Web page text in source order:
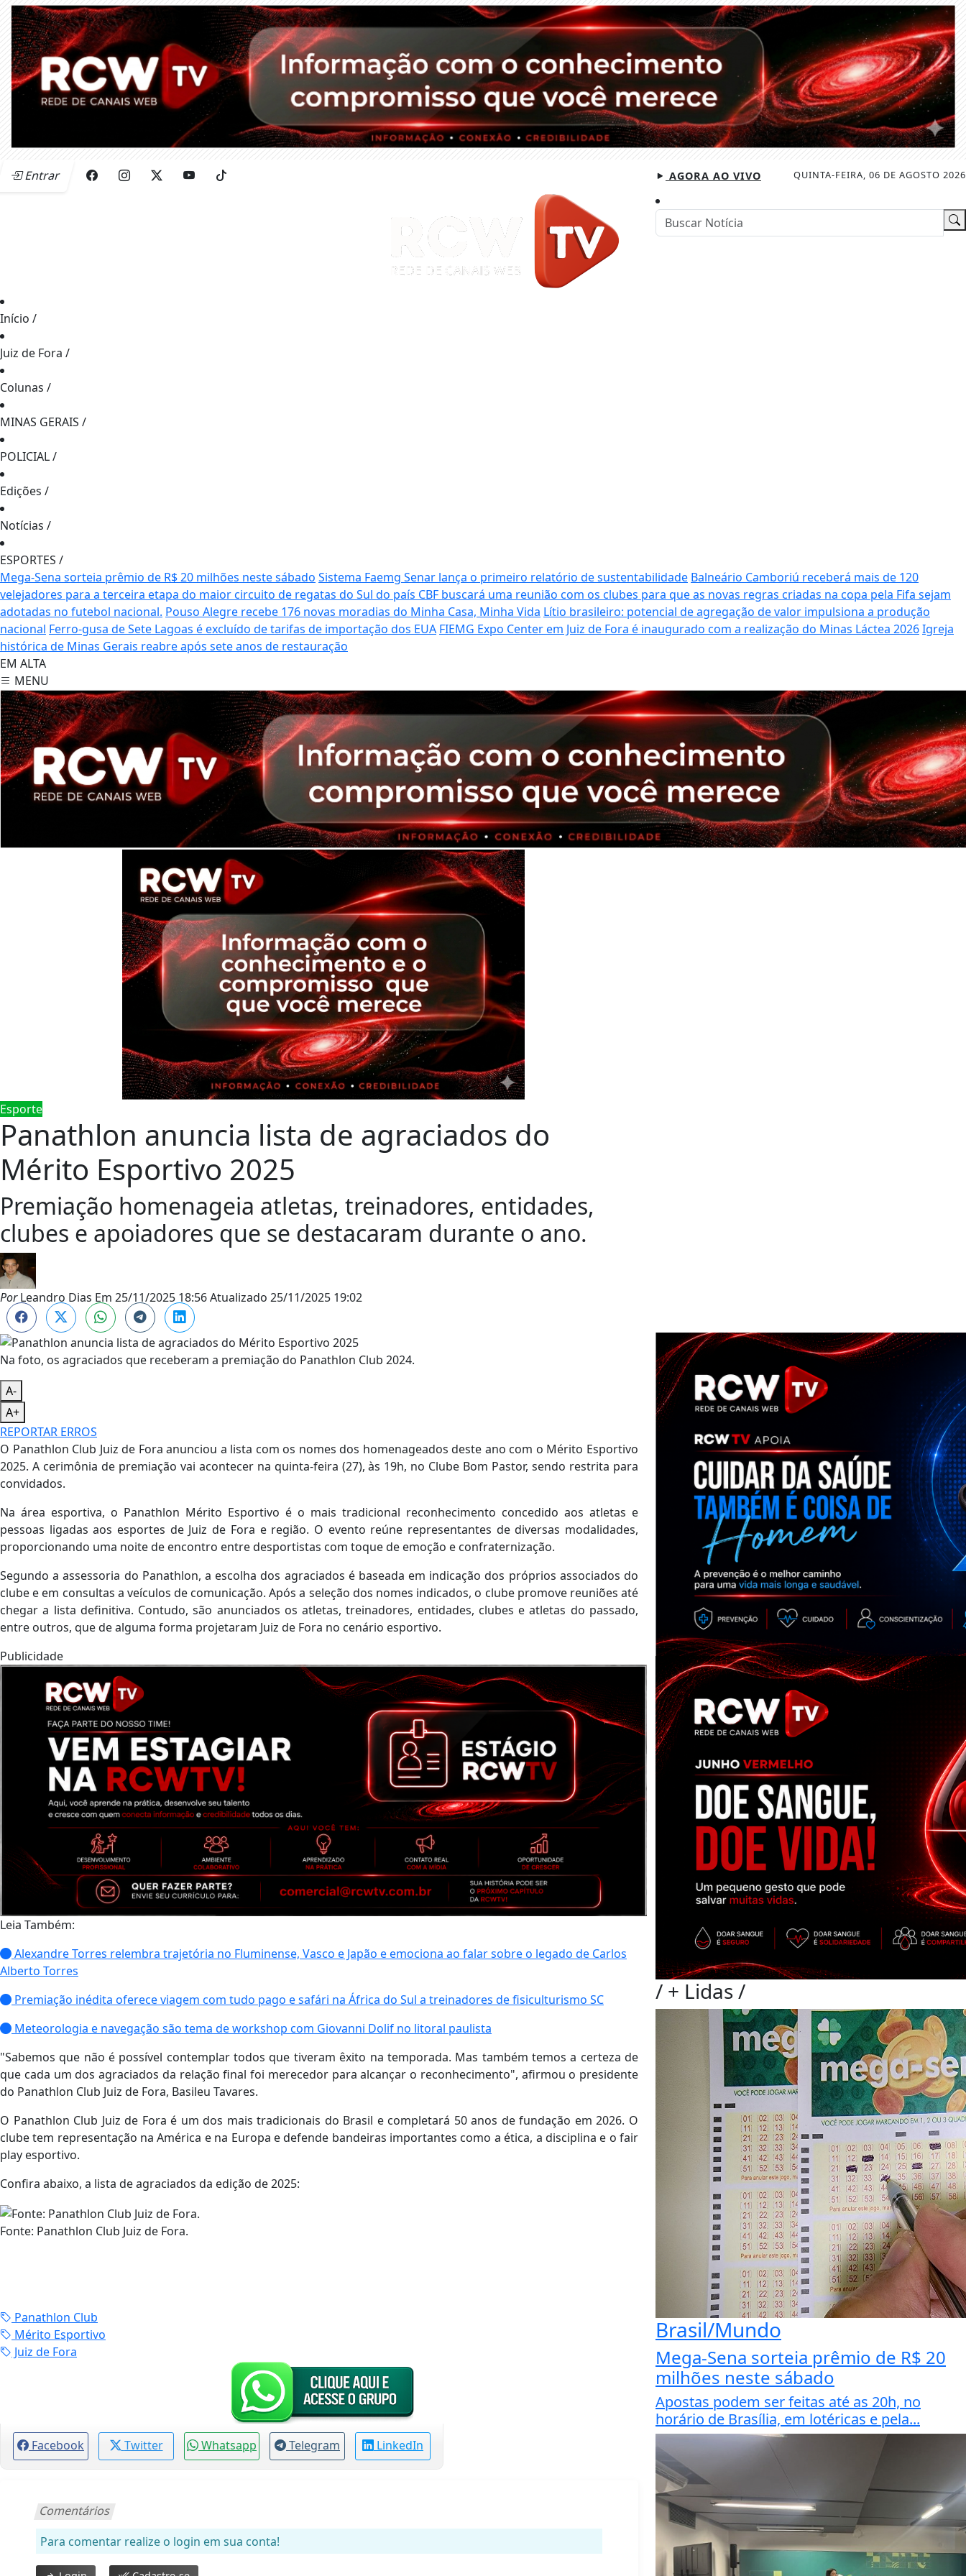
Entrar QUINTA-FEIRA, 06 DE AGOSTO 2026
AGORA AO VIVO
Início /
Juiz de Fora /
Colunas /
MINAS GERAIS /
POLICIAL/
Edições /
Notícias /
ESPORTES /
Mega-Sena sorteia prêmio de R$ 20 milhões neste sábado Sistema Faemg Senar lança o primeiro relatório de sustentabilidade Balneário Camboriú receberá mais de 120
velejadores para a terceira etapa do maior circuito de regatas do Sul do país CBF buscará uma reunião com os clubes para que as novas regras criadas na copa pela Fifa sejam
adotadas no futebol nacional. Pouso Alegre recebe 176 novas moradias do Minha Casa, Minha Vida Lítio brasileiro: potencial de agregação de valor impulsiona a produção
nacional Ferro-gusa de Sete Lagoas é excluído de tarifas de importação dos EUA FIEMG Expo Center em Juiz de Fora é inaugurado com a realização do Minas Láctea 2026Igreja
histórica de Minas Gerais reabre após sete anos de restauração
EM ALTA
MENU
Esporte
Panathlon anuncia lista de agraciados do
Mérito Esportivo 2025
Premiação homenageia atletas, treinadores, entidades,
clubes e apoiadores que se destacaram durante o ano.
PorLeandro Dias Em 25/11/2025 18:56Atualizado 25/11/2025 19:02
Na foto, os agraciados que receberam a premiação do Panathlon Club 2024.
A-
A+
REPORTAR ERROS
O Panathlon Club Juiz de Fora anunciou a lista com os nomes dos homenageados deste ano com o Mérito Esportivo
2025. A cerimônia de premiação vai acontecer na quinta-feira (27), às 19h, no Clube Bom Pastor, sendo restrita para
convidados.
Na área esportiva, o Panathlon Mérito Esportivo é o mais tradicional reconhecimento concedido aos atletas e
pessoas ligadas aos esportes de Juiz de Fora e região. O evento reúne representantes de diversas modalidades,
proporcionando uma noite de encontro entre desportistas com toque de emoção e confraternização.
Segundo a assessoria do Panathlon, a escolha dos agraciados é baseada em indicação dos próprios associados do
clube e em consultas a veículos de comunicação. Após a seleção dos nomes indicados, o clube promove reuniões até
chegar a lista definitiva. Contudo, são anunciados os atletas, treinadores, entidades, clubes e atletas do passado,
entre outros, que de alguma forma projetaram Juiz de Fora no cenário esportivo.
Publicidade
Leia Também:
Alexandre Torres relembra trajetória no Fluminense, Vasco e Japão e emociona ao falar sobre o legado de Carlos
Alberto Torres
Premiação inédita oferece viagem com tudo pago e safári na África do Sul a treinadores de fisiculturismo SC
Meteorologia e navegação são tema de workshop com Giovanni Dolif no litoral paulista
"Sabemos que não é possível contemplar todos que tiveram êxito na temporada. Mas também temos a certeza de
que cada um dos agraciados da relação final foi merecedor para alcançar o reconhecimento", afirmou o presidente
do Panathlon Club Juiz de Fora, Basileu Tavares.
O Panathlon Club Juiz de Fora é um dos mais tradicionais do Brasil e completará 50 anos de fundação em 2026. O
clube tem representação na América e na Europa e defende bandeiras importantes como a ética, a disciplina e o fair
play esportivo.
Confira abaixo, a lista de agraciados da edição de 2025:
Fonte: Panathlon Club Juiz de Fora.
Panathlon Club
Mérito Esportivo
Juiz de Fora
Facebook Twitter Whatsapp Telegram LinkedIn
Comentários
Para comentar realize o login em sua conta!
/ + Lidas/
Brasil/Mundo
Mega-Sena sorteia prêmio de R$ 20
milhões neste sábado
Apostas podem ser feitas até as 20h, no
horário de Brasília, em lotéricas e pela...